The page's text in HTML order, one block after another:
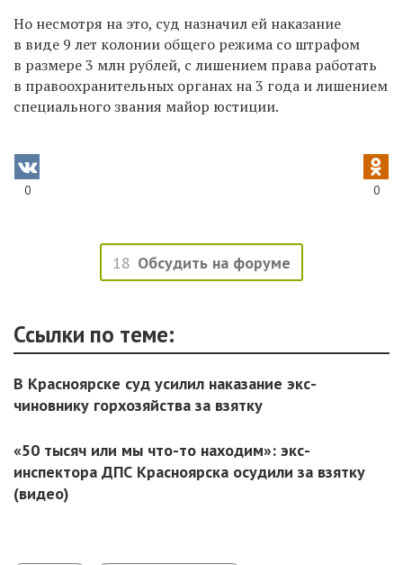
Но несмотря на это, суд назначил ей наказание
в виде 9 лет колонии общего режима со штрафом
в размере 3 млн рублей, с лишением права работать
в правоохранительных органах на 3 года и лишением
специального звания майор юстиции.
0 0
18 Обсудить на форуме
Ссылки по теме:
В Красноярске суд усилил наказание экс-
чиновнику горхозяйства за взятку
«50 тысяч или мы что-то находим»: экс-
инспектора ДПС Красноярска осудили за взятку
(видео)